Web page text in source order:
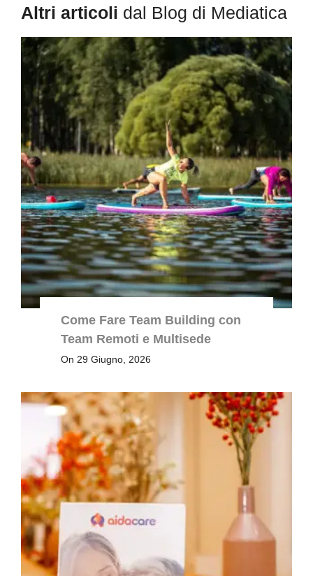
Altri articoli dal Blog di Mediatica
Come Fare Team Building con
Team Remoti e Multisede
On 29 Giugno, 2026